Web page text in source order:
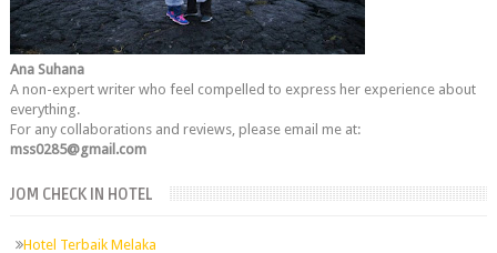
Ana Suhana
A non-expert writer who feel compelled to express her experience about
everything.
For any collaborations and reviews, please email me at:
mss0285@gmail.com
JOM CHECK IN HOTEL
Hotel Terbaik Melaka